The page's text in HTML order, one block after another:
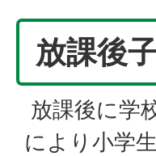
放課後
放課後に学
により小学